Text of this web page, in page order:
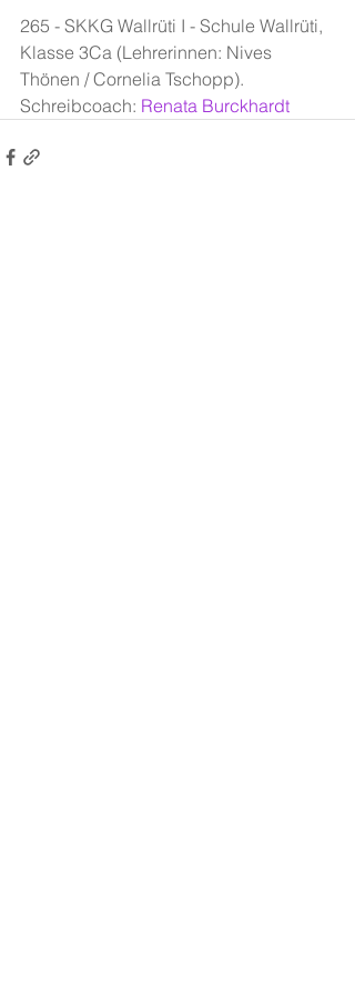
265 - SKKG Wallrüti I - Schule Wallrüti,
Klasse 3Ca (Lehrerinnen: Nives
Thönen / Cornelia Tschopp).
Schreibcoach: Renata Burckhardt